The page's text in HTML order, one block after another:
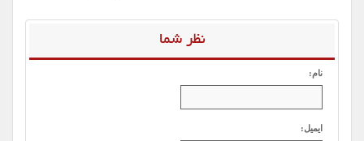
نظر شما
نام:
ایمیل: